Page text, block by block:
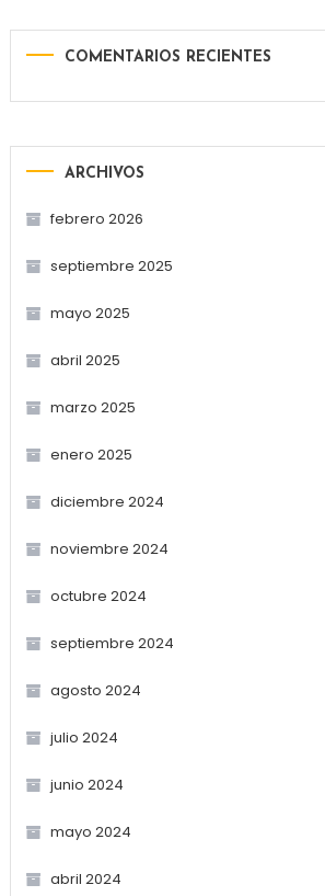
COMENTARIOS RECIENTES
ARCHIVOS
febrero 2026
septiembre 2025
mayo 2025
abril 2025
marzo 2025
enero 2025
diciembre 2024
noviembre 2024
octubre 2024
septiembre 2024
agosto 2024
julio 2024
junio 2024
mayo 2024
abril 2024